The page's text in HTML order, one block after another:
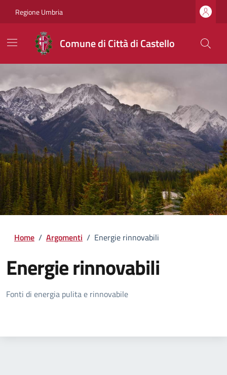
Regione Umbria
Comune di Città di Castello
Home / Argomenti / Energie rinnovabili
Energie rinnovabili
Dettagli della notizia
Fonti di energia pulita e rinnovabile